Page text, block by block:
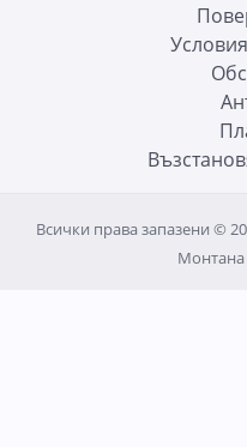
Всички права запазени ©
Монтана